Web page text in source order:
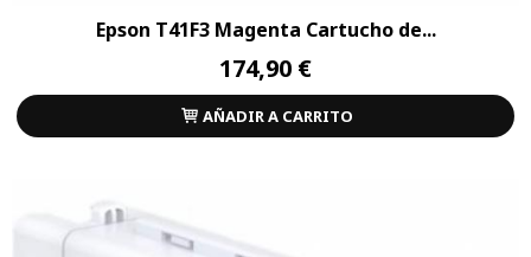
Epson T41F3 Magenta Cartucho de...
174,90 €
AÑADIR A CARRITO